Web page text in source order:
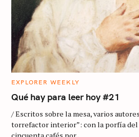
C
T
E
O
R
I
E
EXPLORER WEEKLY
Qué hay para leer hoy #21
/ Escritos sobre la mesa, varios
torrefactor interior”: con la porfía